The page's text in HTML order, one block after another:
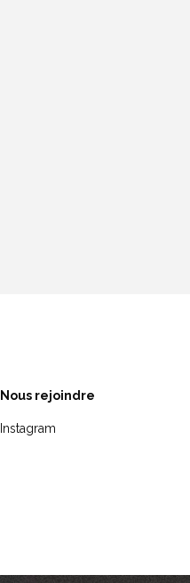
Nous rejoindre
Instagram